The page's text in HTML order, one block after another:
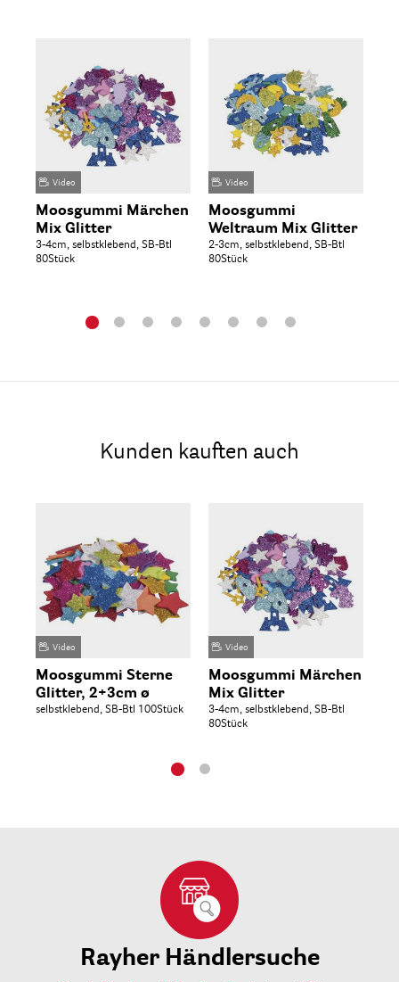
Video
Moosgummi Märchen
Mix Glitter
3-4cm, selbstklebend, SB-Btl
80Stück
Video
Moosgummi
Weltraum Mix Glitter
2-3cm, selbstklebend, SB-Btl
80Stück
Kunden kauften auch
Video
Moosgummi Sterne
Glitter, 2+3cm ø
selbstklebend, SB-Btl 100Stück
Video
Moosgummi Märchen
Mix Glitter
3-4cm, selbstklebend, SB-Btl
80Stück
Rayher Händlersuche